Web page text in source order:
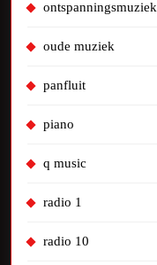
ontspanningsmuziek
oude muziek
panfluit
piano
q music
radio 1
radio 10